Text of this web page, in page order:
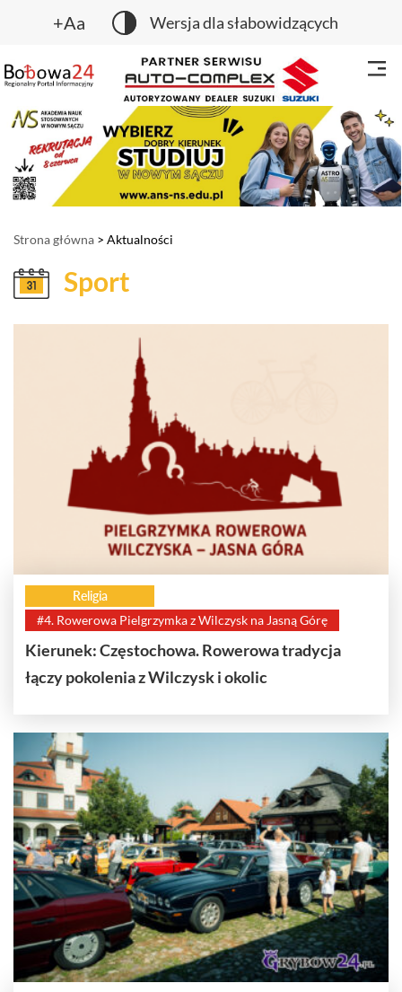
+Aa Wersja dla słabowidzących
Strona główna > Aktualności
Sport
Religia
#4. Rowerowa Pielgrzymka z Wilczysk na Jasną Górę
Kierunek: Częstochowa. Rowerowa tradycja
łączy pokolenia z Wilczysk i okolic